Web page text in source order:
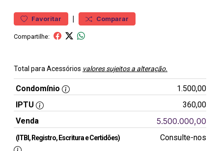
Favoritar | Comparar
Compartilhe:
Total para Acessórios valores sujeitos a alteração.
Condomínio
1.500,00
IPTU
360,00
Venda
5.500.000,00
(ITBI, Registro, Escritura e Certidões) Consulte-nos